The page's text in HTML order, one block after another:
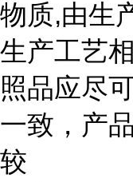
物质,由生
生产工艺
照品应尽
一致，产
较